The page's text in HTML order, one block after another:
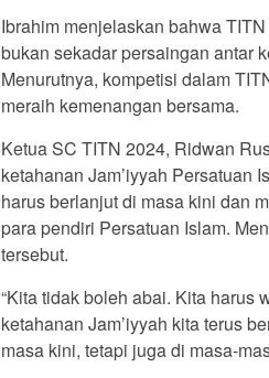
Ibrahim menjelaskan bahwa
bukan sekadar persaingan antar
Menurutnya, kompetisi dalam
meraih kemenangan bersama.
Ketua SC TITN 2024, Ridwan
ketahanan Jam’iyyah Persatuan
harus berlanjut di masa kini dan
para pendiri Persatuan Islam.
tersebut.
“Kita tidak boleh abai. Kita harus
ketahanan Jam’iyyah kita terus
masa kini, tetapi juga di masa-